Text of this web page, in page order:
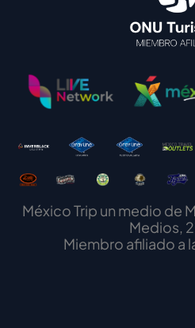
México Trip un medio de
Medios,
Miembro afiliado a